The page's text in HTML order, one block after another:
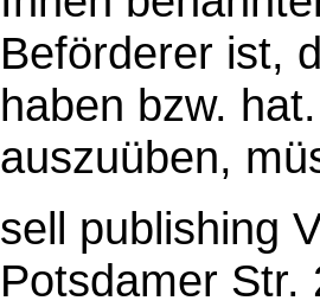
Beförderer ist,
haben bzw.
auszuüben,
sell publishing
Potsdamer Str.